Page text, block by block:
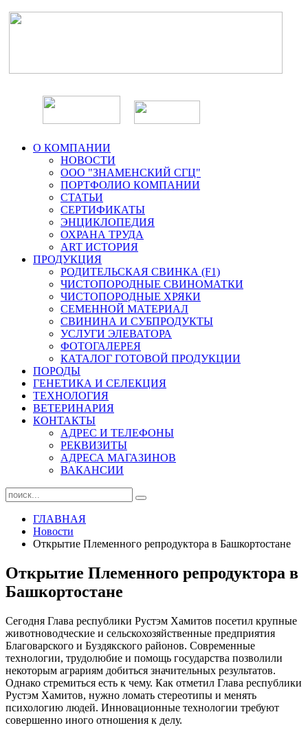
О КОМПАНИИ
НОВОСТИ
ООО "ЗНАМЕНСКИЙ СГЦ"
ПОРТФОЛИО КОМПАНИИ
СТАТЬИ
СЕРТИФИКАТЫ
ЭНЦИКЛОПЕДИЯ
ОХРАНА ТРУДА
ART ИСТОРИЯ
ПРОДУКЦИЯ
РОДИТЕЛЬСКАЯ СВИНКА (F1)
ЧИСТОПОРОДНЫЕ СВИНОМАТКИ
ЧИСТОПОРОДНЫЕ ХРЯКИ
СЕМЕННОЙ МАТЕРИАЛ
СВИНИНА И СУБПРОДУКТЫ
УСЛУГИ ЭЛЕВАТОРА
ФОТОГАЛЕРЕЯ
КАТАЛОГ ГОТОВОЙ ПРОДУКЦИИ
ПОРОДЫ
ГЕНЕТИКА И СЕЛЕКЦИЯ
ТЕХНОЛОГИЯ
ВЕТЕРИНАРИЯ
КОНТАКТЫ
АДРЕС И ТЕЛЕФОНЫ
РЕКВИЗИТЫ
АДРЕСА МАГАЗИНОВ
ВАКАНСИИ
ГЛАВНАЯ
Новости
Открытие Племенного репродуктора в Башкортостане
Открытие Племенного репродуктора в
Башкортостане
Сегодня Глава республики Рустэм Хамитов посетил крупные
животноводческие и сельскохозяйственные предприятия
Благоварского и Буздякского районов. Современные
технологии, трудолюбие и помощь государства позволили
некоторым аграриям добиться значительных результатов.
Однако стремиться есть к чему. Как отметил Глава республики
Рустэм Хамитов, нужно ломать стереотипы и менять
психологию людей. Инновационные технологии требуют
совершенно иного отношения к делу.